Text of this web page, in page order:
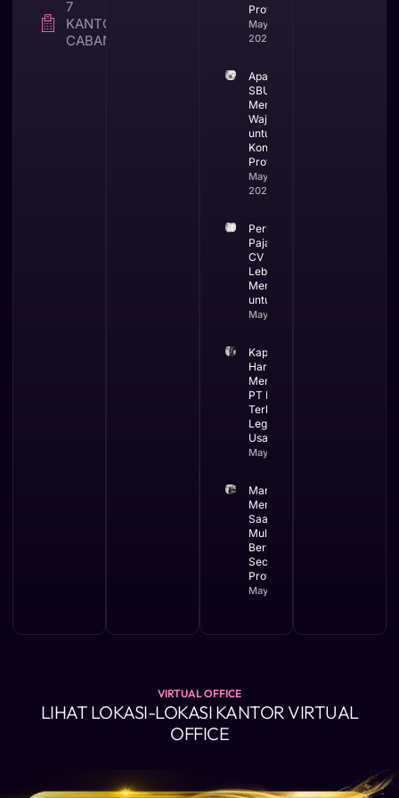
7
KANTOR
CABANG
Profesional
May 25,
2026
Apa itu
SBUJK dan
Mengapa
Wajib
untuk
Kontraktor
Profesional
May 19,
2026
Perbandingan
Pajak PT dan
CV Mana yang
Lebih
Menguntungkan
untuk Bisnis
May 13, 2026
Kapan Bisnis
Harus
Menggunakan
PT Ini Waktu
Terbaik
Legalitas
Usaha
May 12, 2026
Manfaat
Membuat PT
Saat Bisnis
Mulai
Berkembang
Secara
Profesional
May 11, 2026
VIRTUAL OFFICE
LIHAT LOKASI-LOKASI KANTOR VIRTUAL
OFFICE